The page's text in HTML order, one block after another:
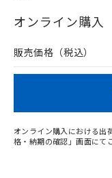
在庫等で未対応品
問い合わせください
オンライン購入
販売価格（税込）
オンライン購入における出
格・納期の確認」画面にて